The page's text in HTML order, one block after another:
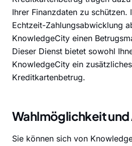
Ihrer Finanzdaten zu schützen.
Echtzeit-Zahlungsabwicklung
KnowledgeCity einen
Dieser Dienst bietet sowohl
KnowledgeCity ein
Kreditkartenbetrug.
Wahlmöglichkeit
Sie können sich von